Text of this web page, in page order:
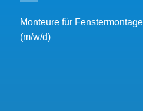
Monteure für Fenstermontage
(m/w/d)